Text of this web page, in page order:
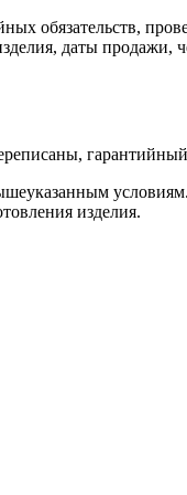
обязательств,
даты
изделия.